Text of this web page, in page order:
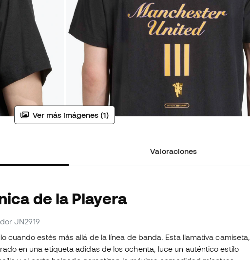
Ver más imágenes (1)
Valoraciones
de la Playera
JN2919
cuando estés más allá de la línea de banda. Esta llamativa camiseta,
en una etiqueta adidas de los ochenta, luce un auténtico estilo